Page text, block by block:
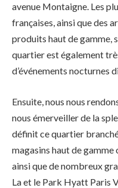
avenue Montaigne. Les
françaises, ainsi que des
produits haut de gamme,
quartier est également
d’événements nocturnes
Ensuite, nous nous
nous émerveiller de la
définit ce quartier
magasins haut de
ainsi que de nombreux
La et le Park Hyatt Paris